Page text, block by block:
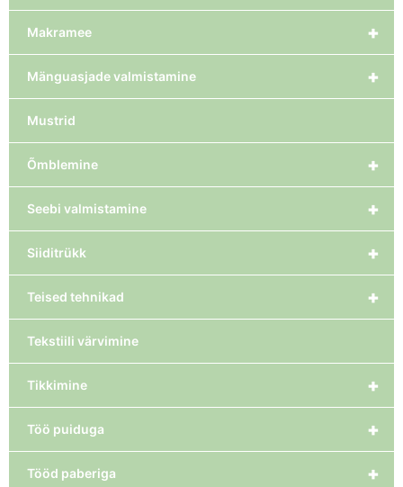
+
Makramee
+
Mänguasjade valmistamine
Mustrid
+
Õmblemine
+
Seebi valmistamine
+
Siiditrükk
+
Teised tehnikad
Tekstiili värvimine
+
Tikkimine
+
Töö puiduga
+
Tööd paberiga